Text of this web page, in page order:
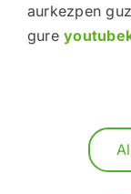
aurkezpen
gure